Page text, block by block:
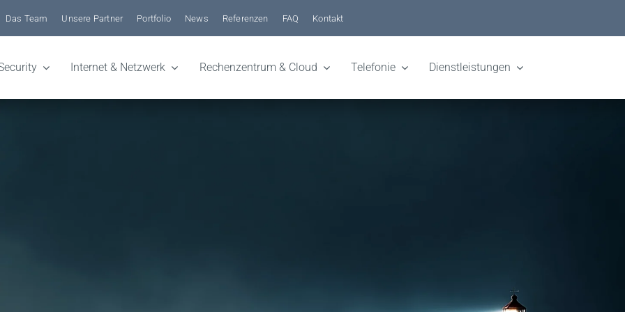
Das Team Unsere Partner Portfolio News Referenzen FAQ Kontakt
Internet & Netzwerk Rechenzentrum & Cloud Telefonie Dienstleistungen